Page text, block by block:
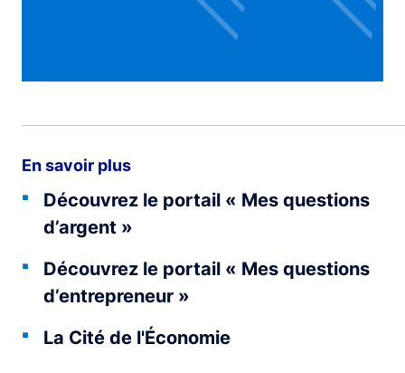
En savoir plus
Découvrez le portail « Mes questions
d’argent »
Découvrez le portail « Mes questions
d’entrepreneur »
La Cité de l'Économie